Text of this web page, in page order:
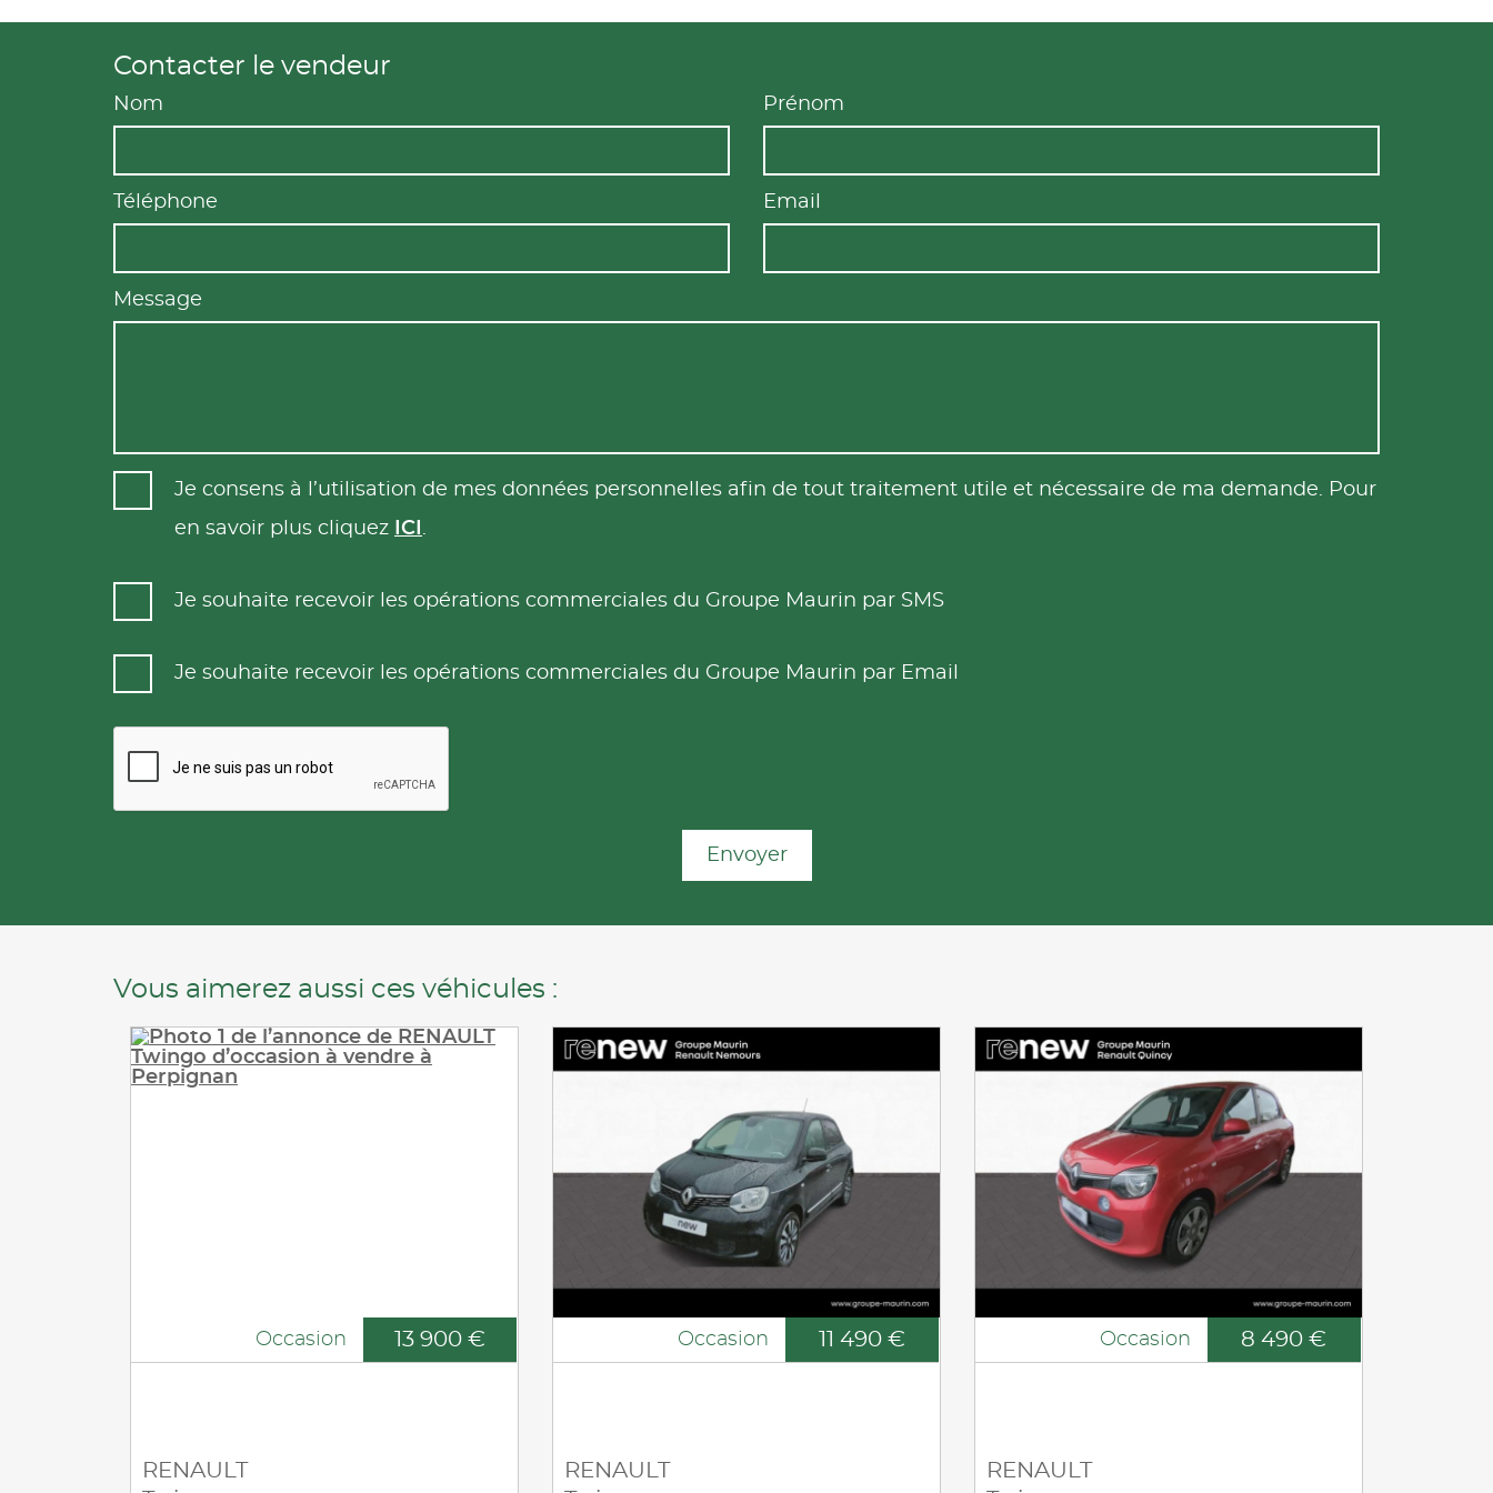
Contacter le vendeur
Nom Prénom
Téléphone Email
Message
Je consens à l’utilisation de mes données personnelles afin de tout traitement utile et nécessaire de ma demande. Pour
en savoir plus cliquez
ICI .
Je souhaite recevoir les opérations commerciales du Groupe Maurin par SMS
Je souhaite recevoir les opérations commerciales du Groupe Maurin par Email
Envoyer
Vous aimerez aussi ces véhicules :
Occasion 13 900 €
RENAULT
Occasion 11 490 €
RENAULT
Occasion 8 490 €
RENAULT